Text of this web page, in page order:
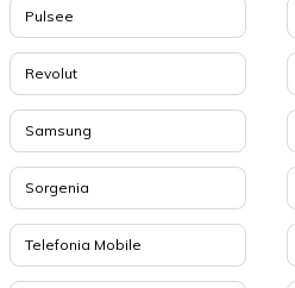
Pulsee
Revolut
Samsung
Sorgenia
Telefonia Mobile